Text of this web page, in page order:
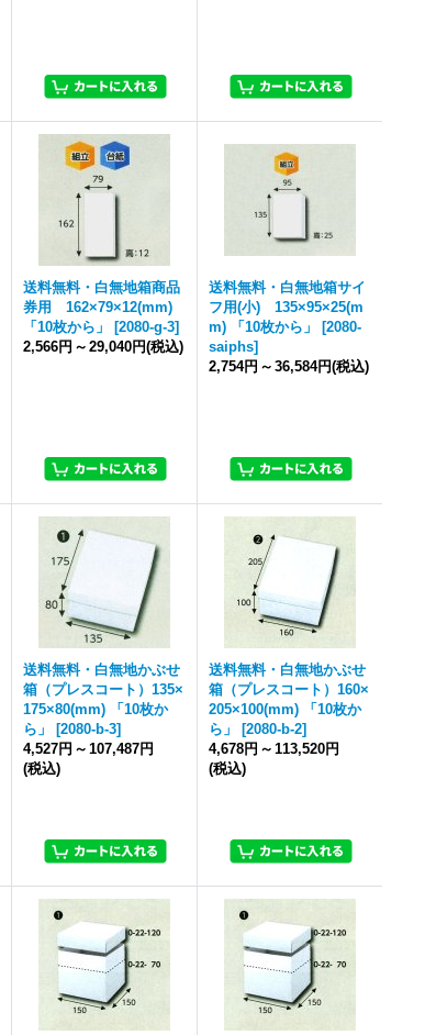
送料無料・白無地箱商品
券用 162×79×12(mm)
「10枚から」
[2080-g-3]
2,566円 ～ 29,040円(税込)
送料無料・白無地箱サイ
フ用(小) 135×95×25(m
m) 「10枚から」
[2080-
saiphs]
2,754円 ～ 36,584円(税込)
送料無料・白無地かぶせ
箱（プレスコート）135×
175×80(mm) 「10枚か
ら」
[2080-b-3]
4,527円 ～ 107,487円
(税込)
送料無料・白無地かぶせ
箱（プレスコート）160×
205×100(mm) 「10枚か
ら」
[2080-b-2]
4,678円 ～ 113,520円
(税込)